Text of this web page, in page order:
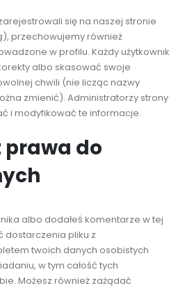
się na naszej stronie
przechowujemy również
w profilu. Każdy użytkownik
albo skasować swoje
chwili (nie licząc nazwy
zmienić). Administratorzy strony
i modyfikować te informacje.
prawa do
albo dodałeś komentarze w tej
dostarczenia pliku z
twoich danych osobistych
w tym całość tych
Możesz również zażądać